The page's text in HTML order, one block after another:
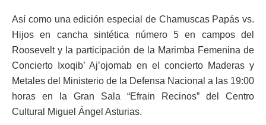
Así como una edición especial de Chamuscas Papás vs.
Hijos en cancha sintética número 5 en campos del
Roosevelt y la participación de la Marimba Femenina de
Concierto Ixoqib’ Aj’ojomab en el concierto Maderas y
Metales del Ministerio de la Defensa Nacional a las 19:00
horas en la Gran Sala “Efrain Recinos” del Centro
Cultural Miguel Ángel Asturias.